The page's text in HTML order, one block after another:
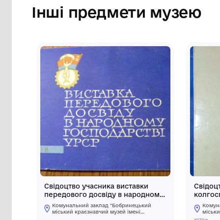
Інші предмети